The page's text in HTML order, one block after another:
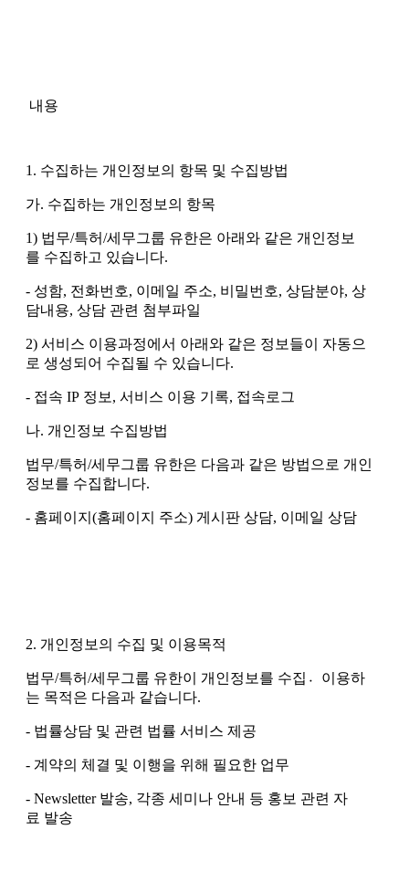
내용
1. 수집하는 개인정보의 항목 및 수집방법
가. 수집하는 개인정보의 항목
1) 법무/특허/세무그룹 유한은 아래와 같은 개인정보
를 수집하고 있습니다.
- 성함, 전화번호, 이메일 주소, 비밀번호, 상담분야, 상
담내용, 상담 관련 첨부파일
2) 서비스 이용과정에서 아래와 같은 정보들이 자동으
로 생성되어 수집될 수 있습니다.
- 접속 IP 정보, 서비스 이용 기록, 접속로그
나. 개인정보 수집방법
법무/특허/세무그룹 유한은 다음과 같은 방법으로 개인
정보를 수집합니다.
- 홈페이지(홈페이지 주소) 게시판 상담, 이메일 상담
2. 개인정보의 수집 및 이용목적
법무/특허/세무그룹 유한이 개인정보를 수집이〮용하
는 목적은 다음과 같습니다.
- 법률상담 및 관련 법률 서비스 제공
- 계약의 체결 및 이행을 위해 필요한 업무
- Newsletter 발송, 각종 세미나 안내 등 홍보 관련 자
료 발송